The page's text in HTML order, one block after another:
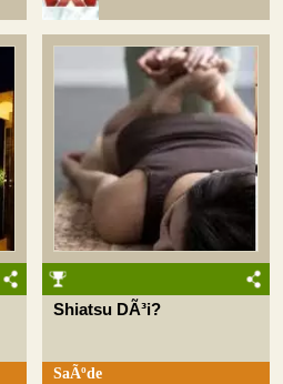
Shiatsu DÃ³i?
SaÃºde